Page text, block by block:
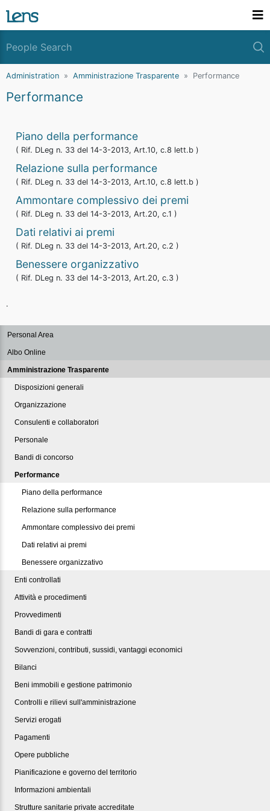
Administration Amministrazione Trasparente Performance
Performance
Piano della performance
( Rif. DLeg n. 33 del 14-3-2013, Art.10, c.8 lett.b )
Relazione sulla performance
( Rif. DLeg n. 33 del 14-3-2013, Art.10, c.8 lett.b )
Ammontare complessivo dei premi
( Rif. DLeg n. 33 del 14-3-2013, Art.20, c.1 )
Dati relativi ai premi
( Rif. DLeg n. 33 del 14-3-2013, Art.20, c.2 )
Benessere organizzativo
( Rif. DLeg n. 33 del 14-3-2013, Art.20, c.3 )
.
Personal Area
Albo Online
Amministrazione Trasparente
Disposizioni generali
Organizzazione
Consulenti e collaboratori
Personale
Bandi di concorso
Performance
Piano della performance
Relazione sulla performance
Ammontare complessivo dei premi
Dati relativi ai premi
Benessere organizzativo
Enti controllati
Attività e procedimenti
Provvedimenti
Bandi di gara e contratti
Sovvenzioni, contributi, sussidi, vantaggi economici
Bilanci
Beni immobili e gestione patrimonio
Controlli e rilievi sull'amministrazione
Servizi erogati
Pagamenti
Opere pubbliche
Pianificazione e governo del territorio
Informazioni ambientali
Strutture sanitarie private accreditate